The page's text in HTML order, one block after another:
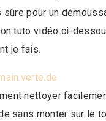
sûre pour un
tuto vidéo ci-
je fais.
nettoyer
sans monter sur le